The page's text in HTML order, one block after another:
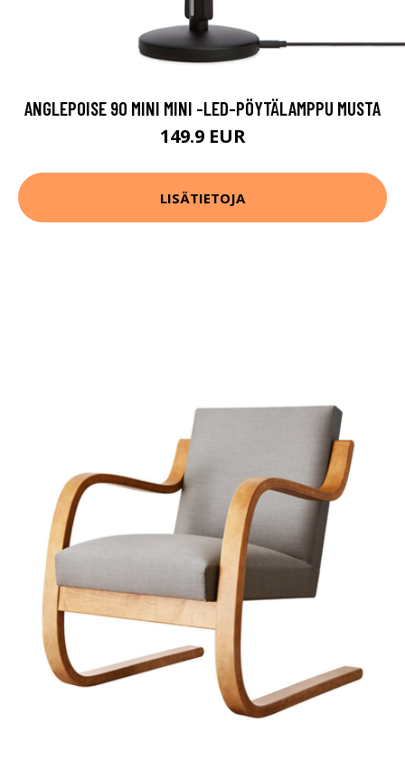
ANGLEPOISE 90 MINI MINI -LED-PÖYTÄLAMPPU MUSTA
149.9 EUR
LISÄTIETOJA